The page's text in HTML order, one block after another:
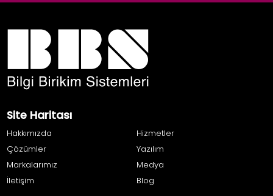
Site Haritası
Hakkımızda
Hizmetler
Çözümler
Yazılım
Markalarımız
Medya
İletişim
Blog